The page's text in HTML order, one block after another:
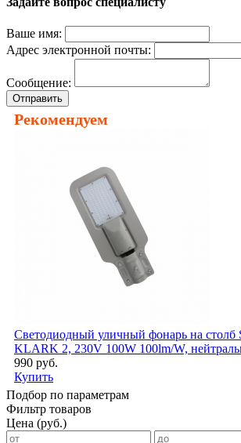
Ваше имя:
Адрес электронной почты:
Сообщение:
Отправить
Рекомендуем
Светодиодный уличный фонарь на столб
KLARK 2, 230V 100W 100lm/W,
990 руб.
Купить
Подбор по параметрам
Фильтр товаров
Цена (руб.)